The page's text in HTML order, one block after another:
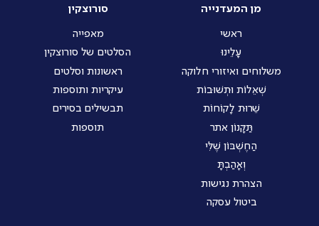
מן המעדנייה
ראשי
עָלֵינוּ
משלוחים ואיזורי חלוקה
שְׁאֵלוֹת וּתְשׁוּבוֹת
שֵׁרוּת לָקוֹחוֹת
תַּקָּנוֹן אתר
הַחֶשְׁבּוֹן שֶׁלִּי
וְאָהַבְתָּ
הצהרת נגישות
ביטול עסקה
סורוצקין
מאפייה
הסלטים של סורוצקין
ראשונות וסלטים
עיקריות ותוספות
תבשילים בסירים
תוספות